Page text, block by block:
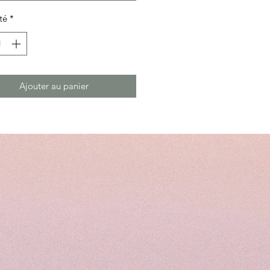
*
Ajouter au panier